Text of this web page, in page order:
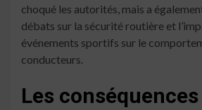
choqué les autorités, mais a
débats sur la sécurité routière et
événements sportifs sur le
conducteurs.
Les